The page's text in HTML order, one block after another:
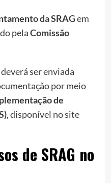
da SRAGem
pelaComissão
ser enviada
por meio
de
, disponível no site
de SRAG no